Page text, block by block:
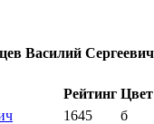
Василий Сергеевич
Рейтинг Цвет
1645
б